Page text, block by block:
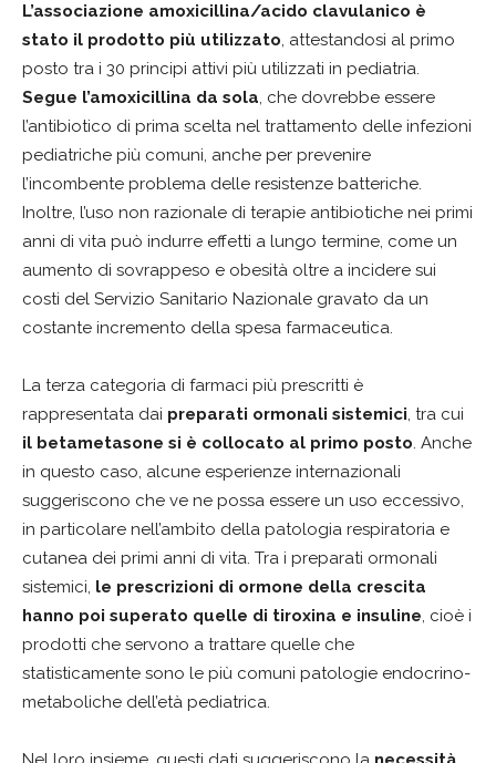
L’associazione amoxicillina/acido clavulanico è
stato il prodotto più utilizzato, attestandosi al primo
posto tra i 30 principi attivi più utilizzati in pediatria.
Segue l’amoxicillina da sola, che dovrebbe essere
l’antibiotico di prima scelta nel trattamento delle infezioni
pediatriche più comuni, anche per prevenire
l’incombente problema delle resistenze batteriche.
Inoltre, l’uso non razionale di terapie antibiotiche nei primi
anni di vita può indurre effetti a lungo termine, come un
aumento di sovrappeso e obesità oltre a incidere sui
costi del Servizio Sanitario Nazionale gravato da un
costante incremento della spesa farmaceutica.
La terza categoria di farmaci più prescritti è
rappresentata dai preparati ormonali sistemici, tra cui
il betametasone si è collocato al primo posto. Anche
in questo caso, alcune esperienze internazionali
suggeriscono che ve ne possa essere un uso eccessivo,
in particolare nell’ambito della patologia respiratoria e
cutanea dei primi anni di vita. Tra i preparati ormonali
sistemici, le prescrizioni di ormone della crescita
hanno poi superato quelle di tiroxina e insuline, cioè i
prodotti che servono a trattare quelle che
statisticamente sono le più comuni patologie endocrino-
metaboliche dell’età pediatrica.